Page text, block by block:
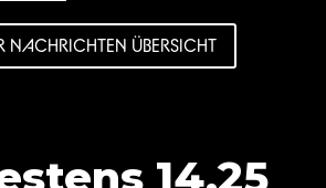
NACHRICHTEN ÜBERSICHT
14,25